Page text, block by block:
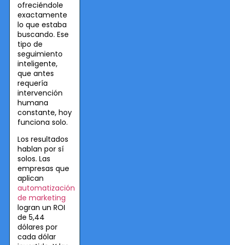
ofreciéndole
exactamente
lo que estaba
buscando. Ese
tipo de
seguimiento
inteligente,
que antes
requería
intervención
humana
constante, hoy
funciona solo.
Los resultados
hablan por sí
solos. Las
empresas que
aplican
automatización
de marketing
logran un ROI
de 5,44
dólares por
cada dólar